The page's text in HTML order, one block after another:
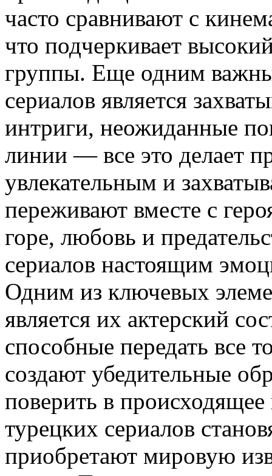
часто сравнивают с
что подчеркивает
группы. Еще одним
сериалов является
интриги, неожиданные
линии — все это делает
увлекательным и
переживают вместе с
горе, любовь и
сериалов настоящим
Одним из ключевых
является их актерский
способные передать все
создают убедительные
поверить в
турецких сериалов
приобретают мировую